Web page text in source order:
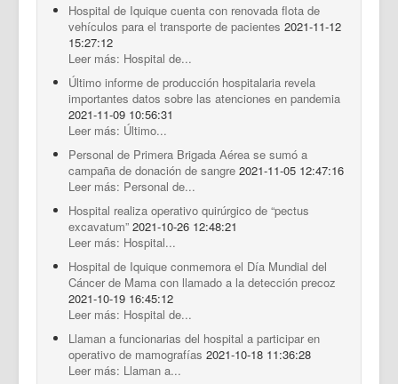
Hospital de Iquique cuenta con renovada flota de
vehículos para el transporte de pacientes 2021-11-12
15:27:12
Leer más: Hospital de...
Último informe de producción hospitalaria revela
importantes datos sobre las atenciones en pandemia
2021-11-09 10:56:31
Leer más: Último...
Personal de Primera Brigada Aérea se sumó a
campaña de donación de sangre 2021-11-05 12:47:16
Leer más: Personal de...
Hospital realiza operativo quirúrgico de “pectus
excavatum” 2021-10-26 12:48:21
Leer más: Hospital...
Hospital de Iquique conmemora el Día Mundial del
Cáncer de Mama con llamado a la detección precoz
2021-10-19 16:45:12
Leer más: Hospital de...
Llaman a funcionarias del hospital a participar en
operativo de mamografías 2021-10-18 11:36:28
Leer más: Llaman a...